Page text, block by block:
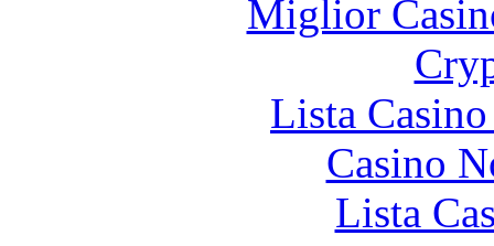
Miglior
Lista
Casino
Lista